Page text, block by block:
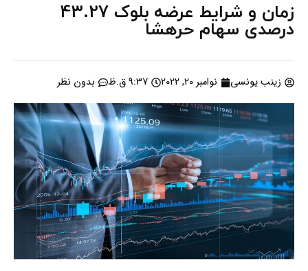
زمان و شرایط عرضه بلوک 43.27
درصدی سهام حرهشا
زینب یونسی نوامبر 20, 2022 9:37 ق.ظ بدون نظر